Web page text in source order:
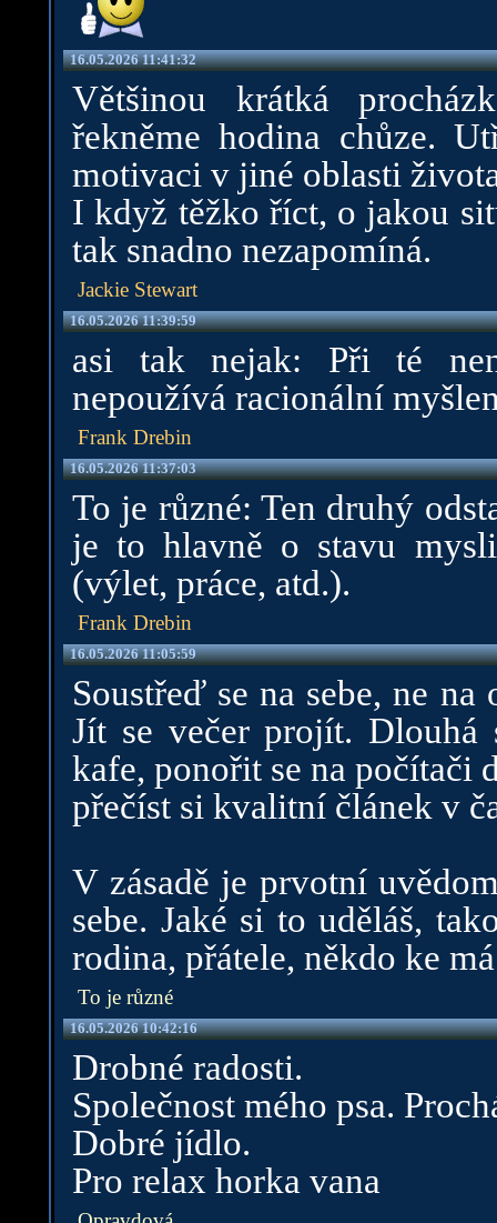
16.05.2026 11:41:32
Většinou krátká
řekněme hodina chůze.
motivaci v jiné oblasti
I když těžko říct, o jakou
tak snadno nezapomíná.
Jackie Stewart
16.05.2026 11:39:59
asi tak nejak: Při té
nepoužívá racionální
Frank Drebin
16.05.2026 11:37:03
To je různé: Ten druhý
je to hlavně o stavu
(výlet, práce, atd.).
Frank Drebin
16.05.2026 11:05:59
Soustřeď se na sebe, ne
Jít se večer projít. Dlouhá
kafe, ponořit se na počítači
přečíst si kvalitní článek v
V zásadě je prvotní
sebe. Jaké si to uděláš,
rodina, přátele, někdo ke
To je různé
16.05.2026 10:42:16
Drobné radosti.
Společnost mého psa.
Dobré jídlo.
Pro relax horka vana